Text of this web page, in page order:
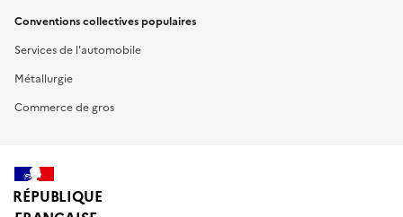
Conventions collectives populaires
Services de l'automobile
Métallurgie
Commerce de gros
RÉPUBLIQUE